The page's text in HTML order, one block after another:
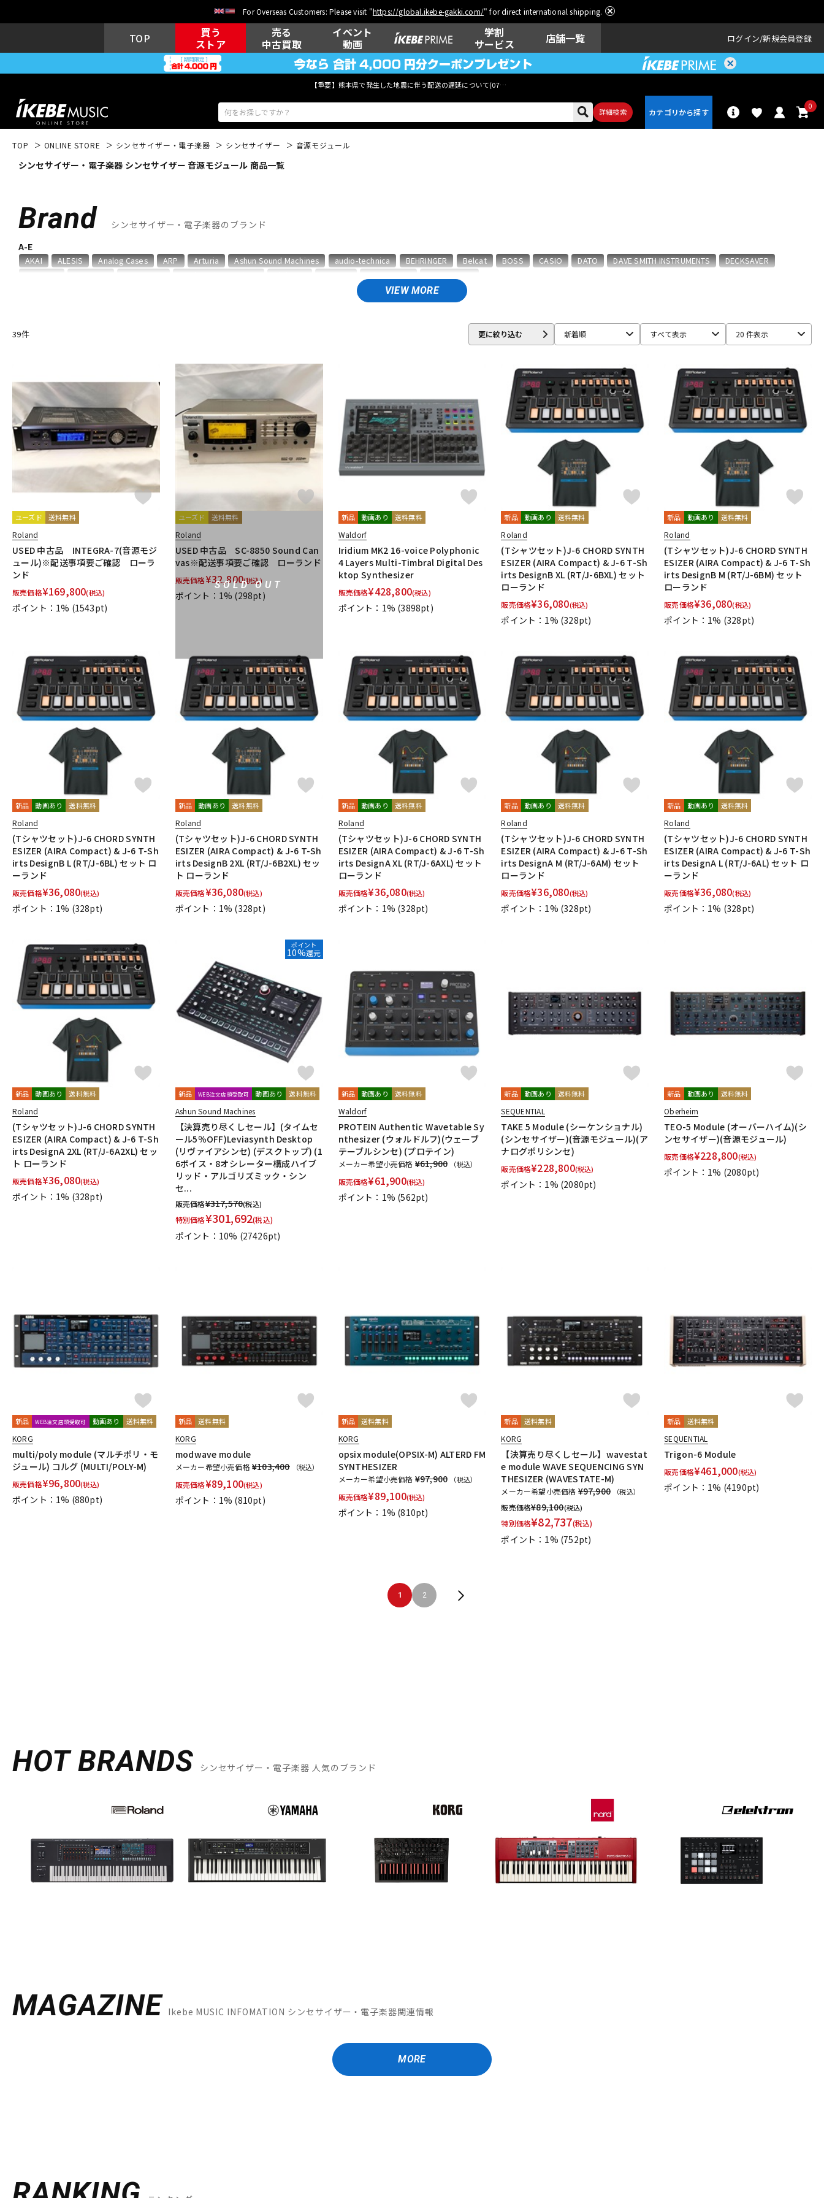
For Overseas Customers: Please visit "https://global.ikebe-gakki.com/" for direct international shipping.
TOP
買う
ストア
売る
中古買取
イベント
動画
学割
サービス
店舗一覧 ログイン 新規会員登録
【重要】熊本県で発生した地震に伴う配送の遅延について(07月29日
詳細検索
0
アコギ/エレ
キーボード 電子ピアノ
DTM オンラ
イン納品
レコーディン
グ機器
TOP ONLINE STORE シンセサイザー・電子楽器 シンセサイザー 音源モジュール
シンセサイザー・電子楽器 シンセサイザー 音源モジュール 商品一覧
Brand シンセサイザー・電子楽器のブランド
VIEW MORE
A-E
AKAI ALESIS Analog Cases ARP Arturia Ashun Sound Machines audio-technica BEHRINGER Belcat BOSS CASIO DATO DAVE SMITH INSTRUMENTS
DECKSAVER
Ikebe Original JOMOX
N-S
Singular Sound SOMA laboratory SUZUKI
T-Y
TAHORNG Tech Teenage Engineering tiptop audio UDG UDO Audio ULTIMATE unknown Vermona VOX Waldorf YAMAHA
他
キョーリツ 甲南 Melbourne Instruments PWM
39件 更に絞り込む 新着順 すべて表示 20 件表示
ユーズド 送料無料
Roland
USED 中古品 INTEGRA-7(音源モジ
ュール)※配送事項要ご確認 ローラ
ンド
販売価格¥169,800(税込)
ポイント：1% (1543pt)
SOLD OUT
ユーズド 送料無料
Roland
USED 中古品 SC-8850 Sound Can
vas※配送事項要ご確認 ローランド
販売価格¥32,800(税込)
ポイント：1% (298pt)
新品 動画あり 送料無料
Waldorf
Iridium MK2 16-voice Polyphonic
4 Layers Multi-Timbral Digital Des
ktop Synthesizer
販売価格¥428,800(税込)
ポイント：1% (3898pt)
新品 動画あり 送料無料
Roland
(Tシャツセット)J-6 CHORD SYNTH
ESIZER (AIRA Compact) & J-6 T-Sh
irts DesignB XL (RT/J-6BXL) セット
ローランド
販売価格¥36,080(税込)
ポイント：1% (328pt)
新品 動画あり 送料無料
Roland
(Tシャツセット)J-6 CHORD SYNTH
ESIZER (AIRA Compact) & J-6 T-Sh
irts DesignB M (RT/J-6BM) セット
ローランド
販売価格¥36,080(税込)
ポイント：1% (328pt)
新品 動画あり 送料無料
Roland
(Tシャツセット)J-6 CHORD SYNTH
ESIZER (AIRA Compact) & J-6 T-Sh
irts DesignB L (RT/J-6BL) セット ロ
ーランド
販売価格¥36,080(税込)
ポイント：1% (328pt)
新品 動画あり 送料無料
Roland
(Tシャツセット)J-6 CHORD SYNTH
ESIZER (AIRA Compact) & J-6 T-Sh
irts DesignB 2XL (RT/J-6B2XL) セッ
ト ローランド
販売価格¥36,080(税込)
ポイント：1% (328pt)
新品 動画あり 送料無料
Roland
(Tシャツセット)J-6 CHORD SYNTH
ESIZER (AIRA Compact) & J-6 T-Sh
irts DesignA XL (RT/J-6AXL) セット
ローランド
販売価格¥36,080(税込)
ポイント：1% (328pt)
新品 動画あり 送料無料
Roland
(Tシャツセット)J-6 CHORD SYNTH
ESIZER (AIRA Compact) & J-6 T-Sh
irts DesignA M (RT/J-6AM) セット
ローランド
販売価格¥36,080(税込)
ポイント：1% (328pt)
新品 動画あり 送料無料
Roland
(Tシャツセット)J-6 CHORD SYNTH
ESIZER (AIRA Compact) & J-6 T-Sh
irts DesignA L (RT/J-6AL) セット ロ
ーランド
販売価格¥36,080(税込)
ポイント：1% (328pt)
新品 動画あり 送料無料
Roland
(Tシャツセット)J-6 CHORD SYNTH
ESIZER (AIRA Compact) & J-6 T-Sh
irts DesignA 2XL (RT/J-6A2XL) セッ
ト ローランド
販売価格¥36,080(税込)
ポイント：1% (328pt)
ポイント
10%還元
新品 WEB注文店頭受取可 動画あり 送料無料
Ashun Sound Machines
【決算売り尽くしセール】(タイムセ
ール5％OFF)Leviasynth Desktop
(リヴァイアシンセ) (デスクトップ) (1
6ボイス・8オシレーター構成ハイブ
リッド・アルゴリズミック・シン
セ...
販売価格¥317,570(税込)
特別価格¥301,692(税込)
ポイント：10% (27426pt)
新品 動画あり 送料無料
Waldorf
PROTEIN Authentic Wavetable Sy
nthesizer (ウォルドルフ)(ウェーブ
テーブルシンセ) (プロテイン)
メーカー希望小売価格 ¥61,900 （税込）
販売価格¥61,900(税込)
ポイント：1% (562pt)
新品 動画あり 送料無料
SEQUENTIAL
TAKE 5 Module (シーケンショナル)
(シンセサイザー)(音源モジュール)(ア
ナログポリシンセ)
販売価格¥228,800(税込)
ポイント：1% (2080pt)
新品 動画あり 送料無料
Oberheim
TEO-5 Module (オーバーハイム)(シ
ンセサイザー)(音源モジュール)
販売価格¥228,800(税込)
ポイント：1% (2080pt)
新品 WEB注文店頭受取可 動画あり 送料無料
KORG
multi/poly module (マルチポリ・モ
ジュール) コルグ (MULTI/POLY-M)
販売価格¥96,800(税込)
ポイント：1% (880pt)
新品 送料無料
KORG
modwave module
メーカー希望小売価格¥103,400 （税込）
販売価格¥89,100(税込)
ポイント：1% (810pt)
新品 送料無料
KORG
opsix module(OPSIX-M) ALTERD FM
SYNTHESIZER
メーカー希望小売価格 ¥97,900 （税込）
販売価格¥89,100(税込)
ポイント：1% (810pt)
新品 送料無料
KORG
【決算売り尽くしセール】wavestat
e module WAVE SEQUENCING SYN
THESIZER (WAVESTATE-M)
メーカー希望小売価格 ¥97,900 （税込）
販売価格¥89,100(税込)
特別価格¥82,737(税込)
ポイント：1% (752pt)
新品 送料無料
SEQUENTIAL
Trigon-6 Module
販売価格¥461,000(税込)
ポイント：1% (4190pt)
1 2
HOT BRANDS シンセサイザー・電子楽器 人気のブランド
MAGAZINE Ikebe MUSIC INFOMATION シンセサイザー・電子楽器関連情報
MORE